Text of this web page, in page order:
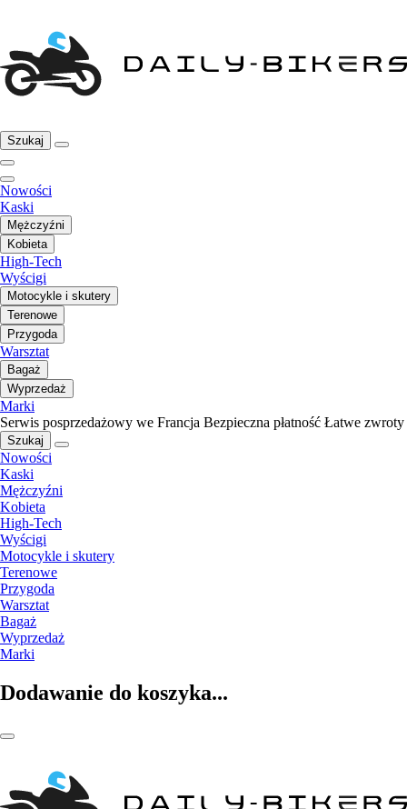
Szukaj
Nowości
Kaski
Mężczyźni
Kobieta
High-Tech
Wyścigi
Motocykle i skutery
Terenowe
Przygoda
Warsztat
Bagaż
Wyprzedaż
Marki
Serwis posprzedażowy we Francja Bezpieczna płatność Łatwe zwroty
Szukaj
Nowości
Kaski
Mężczyźni
Kobieta
High-Tech
Wyścigi
Motocykle i skutery
Terenowe
Przygoda
Warsztat
Bagaż
Wyprzedaż
Marki
Dodawanie do koszyka...